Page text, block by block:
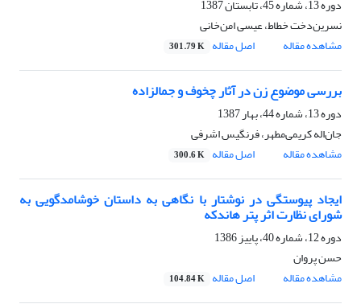
دوره 13، شماره 45، تابستان 1387
نسرین‌دخت خطاط، عیسی امن‌خانی
مشاهده مقاله
اصل مقاله 301.79 K
بررسی موضوع زن در آثار چخوف و جمالزاده
دوره 13، شماره 44، بهار 1387
جان‌اله کریمی‌مطهر، فرنگیس اشرفی
مشاهده مقاله
اصل مقاله 300.6 K
ایجاد پیوستگی در نوشتار با نگاهی به داستان خوشامدگویی به
شورای نظارت اثر پتر هاندکه
دوره 12، شماره 40، پاییز 1386
حسن پروان
مشاهده مقاله
اصل مقاله 104.84 K